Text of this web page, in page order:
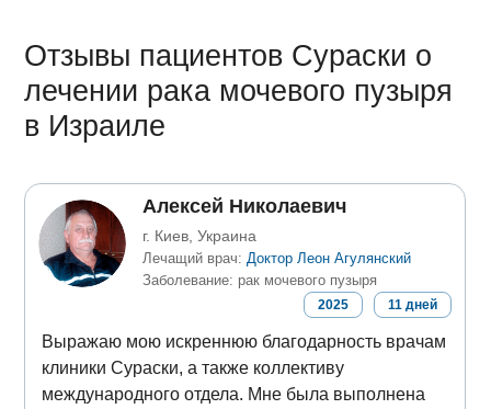
Отзывы пациентов Сураски о
лечении рака мочевого пузыря
в Израиле
Алексей Николаевич
г. Киев, Украина
Лечащий врач: Доктор Леон Агулянский
Заболевание: рак мочевого пузыря
2025 11 дней
Выражаю мою искреннюю благодарность врачам
клиники Сураски, а также коллективу
международного отдела. Мне была выполнена